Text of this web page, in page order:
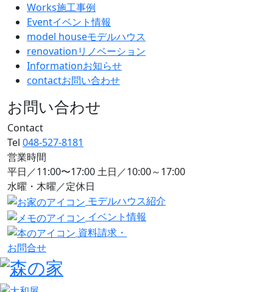
Works施工事例
Eventイベント情報
model houseモデルハウス
renovationリノベーション
Informationお知らせ
contactお問い合わせ
お問い合わせ
Contact
Tel 048-527-8181
営業時間
平日／11:00〜17:00 土日／10:00～17:00
水曜・木曜／定休日
モデルハウス紹介
イベント情報
資料請求・
お問合せ